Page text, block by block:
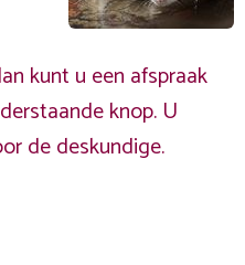
kunt u een afspraak
knop. U
de deskundige.